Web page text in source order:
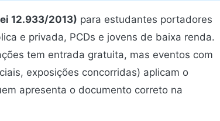
12.933/2013) para estudantes portadores
e privada, PCDs e jovens de baixa renda.
tem entrada gratuita, mas eventos com
exposições concorridas) aplicam o
apresenta o documento correto na